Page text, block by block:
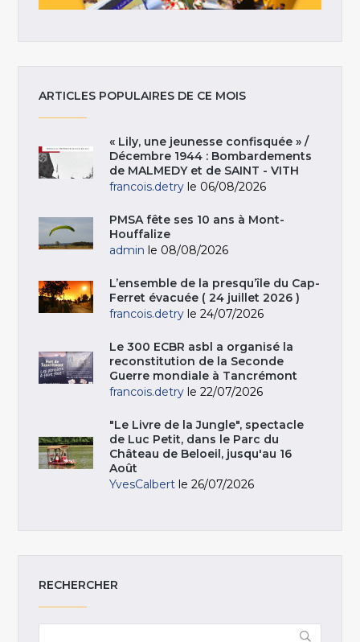
ARTICLES POPULAIRES DE CE MOIS
« Lily, une jeunesse confisquée » /
Décembre 1944 : Bombardements
de MALMEDY et de SAINT - VITH
francois.detry le 06/08/2026
PMSA fête ses 10 ans à Mont-
Houffalize
admin le 08/08/2026
L’ensemble de la presqu’île du Cap-
Ferret évacuée ( 24 juillet 2026 )
francois.detry le 24/07/2026
Le 300 ECBR asbl a organisé la
reconstitution de la Seconde
Guerre mondiale à Tancrémont
francois.detry le 22/07/2026
"Le Livre de la Jungle", spectacle
de Luc Petit, dans le Parc du
Château de Beloeil, jusqu'au 16
Août
YvesCalbert le 26/07/2026
RECHERCHER